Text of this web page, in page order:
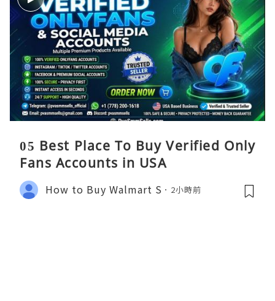
05 Best Place To Buy Verified Only
Fans Accounts in USA
How to Buy Walmart S 2小時前